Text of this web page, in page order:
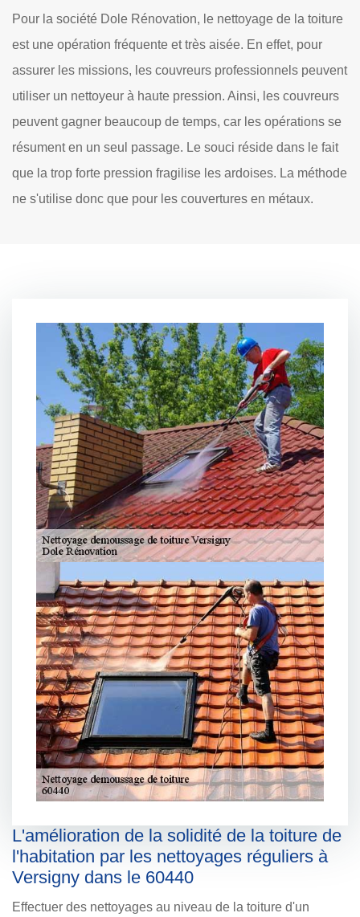
Pour la société Dole Rénovation, le nettoyage de la toiture
est une opération fréquente et très aisée. En effet, pour
assurer les missions, les couvreurs professionnels peuvent
utiliser un nettoyeur à haute pression. Ainsi, les couvreurs
peuvent gagner beaucoup de temps, car les opérations se
résument en un seul passage. Le souci réside dans le fait
que la trop forte pression fragilise les ardoises. La méthode
ne s'utilise donc que pour les couvertures en métaux.
L'amélioration de la solidité de la toiture de
l'habitation par les nettoyages réguliers à
Versigny dans le 60440
Effectuer des nettoyages au niveau de la toiture d'un